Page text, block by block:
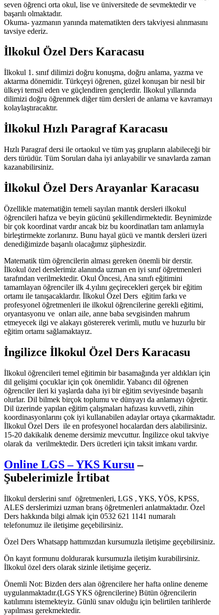
seven öğrenci orta okul, lise ve üniversitede de sevmektedir ve
başarılı olmaktadır.
Okuma- yazmanın yanında matematikten ders takviyesi alınmasını
tavsiye ederiz.
İlkokul Özel Ders Karacasu
İlkokul 1. sınıf dilimizi doğru konuşma, doğru anlama, yazma ve
aktarma dönemidir. Türkçeyi öğrenen, güzel konuşan bir nesil bir
ülkeyi temsil eden ve güçlendiren gençlerdir. İlkokul yıllarında
dilimizi doğru öğrenmek diğer tüm dersleri de anlama ve kavramayı
kolaylaştıracaktır.
İlkokul Hızlı Paragraf Karacasu
Hızlı Paragraf dersi ile ortaokul ve tüm yaş grupların alabileceği bir
ders türüdür. Tüm Soruları daha iyi anlayabilir ve sınavlarda zaman
kazanabilirsiniz.
İlkokul Özel Ders Arayanlar Karacasu
Özellikle matematiğin temeli sayılan mantık dersleri ilkokul
öğrencileri hafıza ve beyin gücünü şekillendirmektedir. Beynimizde
bir çok koordinat vardır ancak biz bu koordinatları tam anlamıyla
birleştirmekte zorlanırız. Bunu hayal gücü ve mantık dersleri üzeri
denediğimizde başarılı olacağımız şüphesizdir.
Matematik tüm öğrencilerin alması gereken önemli bir derstir.
İlkokul özel derslerimiz alanında uzman en iyi sınıf öğretmenleri
tarafından verilmektedir. Okul Öncesi, Ana sınıfı eğitimini
tamamlayan öğrenciler ilk 4.yılını geçirecekleri gerçek bir eğitim
ortamı ile tanışacaklardır. İlkokul Özel Ders eğitim farkı ve
profesyonel öğretmenleri ile ilkokul öğrencilerine gerekli eğitimi,
oryantasyonu ve onları aile, anne baba sevgisinden mahrum
etmeyecek ilgi ve alakayı göstererek verimli, mutlu ve huzurlu bir
eğitim ortamı sağlamaktayız.
İngilizce İlkokul Özel Ders Karacasu
İlkokul öğrencileri temel eğitimin bir basamağında yer aldıkları için
dil gelişimi çocuklar için çok önemlidir. Yabancı dil öğrenen
öğrenciler ileri ki yaşlarda daha iyi bir eğitim seviyesinde başarılı
olurlar. Dil bilmek birçok toplumu ve dünyayı da anlamayı öğretir.
Dil üzerinde yapılan eğitim çalışmaları hafızası kuvvetli, zihin
koordinasyonlarını çok iyi kullanabilen adaylar ortaya çıkarmaktadır.
İlkokul Özel Ders ile en profesyonel hocalardan ders alabilirsiniz.
15-20 dakikalık deneme dersimiz mevcuttur. İngilizce okul takviye
olarak da verilmektedir. Ders ücretleri için taksit imkanı vardır.
Online LGS – YKS Kursu –
Şubelerimizle İrtibat
İlkokul derslerini sınıf öğretmenleri, LGS , YKS, YÖS, KPSS,
ALES derslerimizi uzman branş öğretmenleri anlatmaktadır. Özel
Ders hakkında bilgi almak için 0532 621 1141 numaralı
telefonumuz ile iletişime geçebilirsiniz.
Özel Ders Whatsapp hattımızdan kursumuzla iletişime geçebilirsiniz.
Ön kayıt formunu doldurarak kursumuzla iletişim kurabilirsiniz.
İlkokul özel ders olarak sizinle iletişime geçeriz.
Önemli Not: Bizden ders alan öğrencilere her hafta online deneme
uygulanmaktadır.(LGS YKS öğrencilerine) Bütün öğrencilerin
katılımını istemekteyiz. Günlü sınav olduğu için belirtilen tarihlerde
yapılması gerekmektedir.